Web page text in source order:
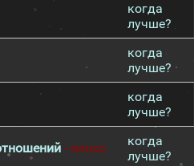
когда
лучше?
когда
лучше?
когда
лучше?
- плохо
когда
лучше?